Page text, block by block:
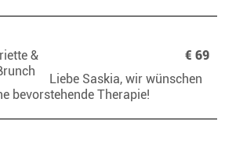
&
€ 69
Liebe Saskia, wir wünschen
bevorstehende Therapie!